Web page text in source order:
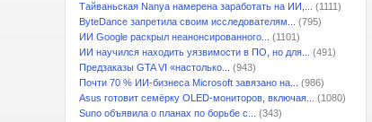
Тайваньская Nanya намерена заработать на ИИ,...
(1111)
ByteDance запретила своим исследователям...
(795)
ИИ Google раскрыл неанонсированного...
(1101)
ИИ научился находить уязвимости в ПО, но для...
(491)
Предзаказы GTA VI «настолько...
(943)
Почти 70 % ИИ-бизнеса Microsoft завязано на...
(986)
Asus готовит семёрку OLED-мониторов, включая...
(1080)
Suno объявила о планах по борьбе с...
(343)